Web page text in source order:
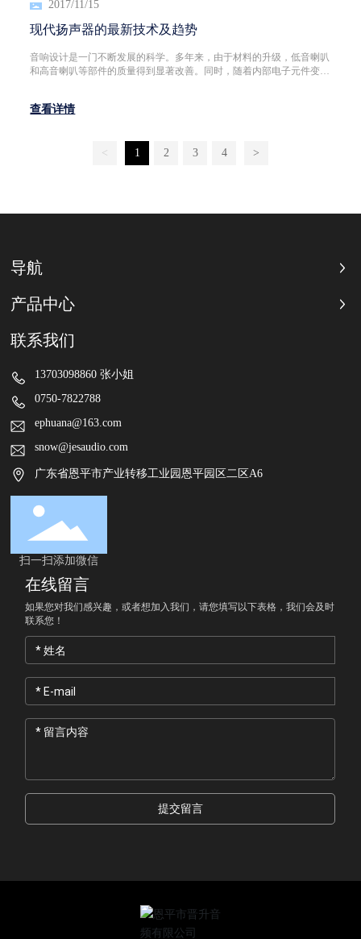
2017/11/15
现代扬声器的最新技术及趋势
音响设计是一门不断发展的科学。多年来，由于材料的升级，低音喇叭
和高音喇叭等部件的质量得到显著改善。同时，随着内部电子元件变得
不同的产品都有各自的支持者和批评者，但在音质方面，差异主要取决
目的品牌，如今却不得不以其他方式争夺业务。他们需要为集成商提供
出色的音响方案，该方案可以由非专业用户快速部署，远程监管和控
制，并且价格要有吸引力。这意味着箱体内需要搭载大量技术。 当
查看详情
< 1 2 3 4 >
导航
产品中心
联系我们
13703098860 张小姐
0750-7822788
ephuana@163.com
snow@jesaudio.com
广东省恩平市产业转移工业园恩平园区二区A6
扫一扫添加微信
在线留言
如果您对我们感兴趣，或者想加入我们，请您填写以下表格，我们会及时
联系您！
提交留言